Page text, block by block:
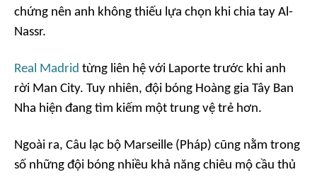
chứng nên anh không thiếu lựa chọn khi chia tay Al-
Nassr.
Real Madrid từng liên hệ với Laporte trước khi anh
rời Man City. Tuy nhiên, đội bóng Hoàng gia Tây Ban
Nha hiện đang tìm kiếm một trung vệ trẻ hơn.
Ngoài ra, Câu lạc bộ Marseille (Pháp) cũng nằm trong
số những đội bóng nhiều khả năng chiêu mộ cầu thủ